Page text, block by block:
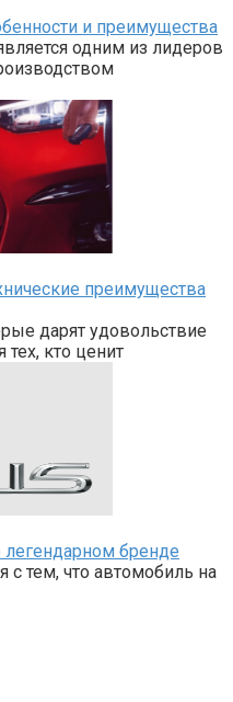
и преимущества
одним из лидеров
преимущества
дарят удовольствие
кто ценит
легендарном бренде
с тем, что автомобиль на